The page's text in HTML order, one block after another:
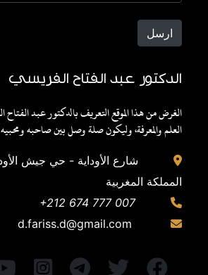
ارسل
الدكتور عبد الفتاح الفريسي
الغرض من هذا الموقع التعريف بالدكتور عبد الفتاح
العلم والمعرفة، وليكون صلة وصل بين صاحبه
شارع الأوداية - حي جيش
المملكة المغربية
+212 674 777 007